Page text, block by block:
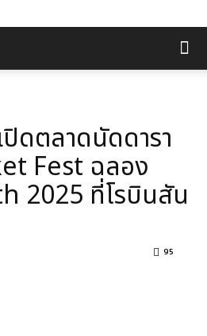
ดตลาดนัดดารา
Fest ฉลอง
2025 ที่โรบินสัน
95